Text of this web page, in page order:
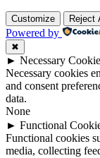
Customize Reject
Powered by
✖
► Necessary
Necessary cookies
and consent
data.
None
► Functional
Functional cookies
media, collecting